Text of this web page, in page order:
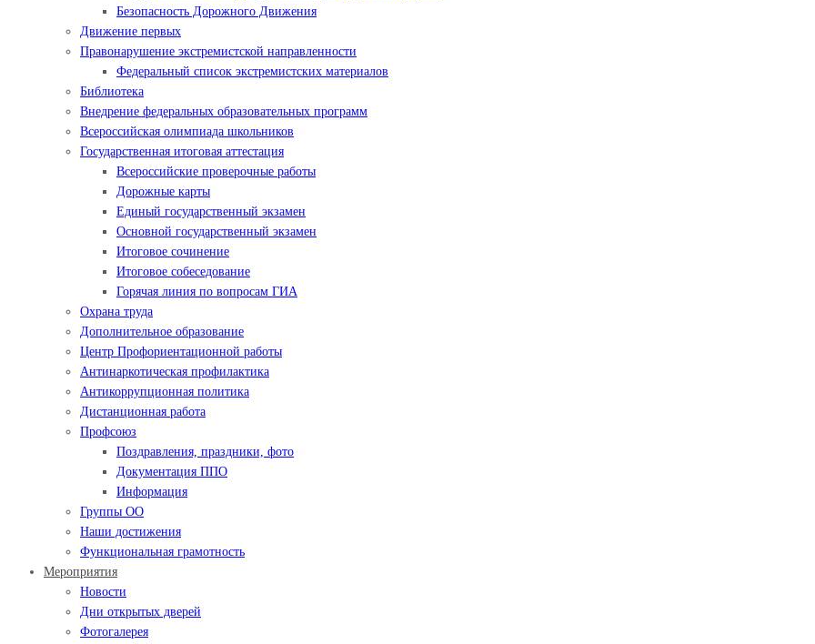
Безопасность Дорожного Движения
Движение первых
Правонарушение экстремистской направленности
Федеральный список экстремистских материалов
Библиотека
Внедрение федеральных образовательных программ
Всероссийская олимпиада школьников
Государственная итоговая аттестация
Всероссийские проверочные работы
Дорожные карты
Единый государственный экзамен
Основной государственный экзамен
Итоговое сочинение
Итоговое собеседование
Горячая линия по вопросам ГИА
Охрана труда
Дополнительное образование
Центр Профориентационной работы
Антинаркотическая профилактика
Антикоррупционная политика
Дистанционная работа
Профсоюз
Поздравления, праздники, фото
Документация ППО
Информация
Группы ОО
Наши достижения
Функциональная грамотность
Мероприятия
Новости
Дни открытых дверей
Фотогалерея